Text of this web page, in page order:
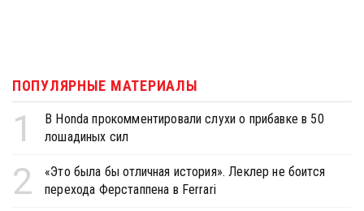
ПОПУЛЯРНЫЕ МАТЕРИАЛЫ
1
В Honda прокомментировали слухи о прибавке в 50
лошадиных сил
2
«Это была бы отличная история». Леклер не боится
перехода Ферстаппена в Ferrari